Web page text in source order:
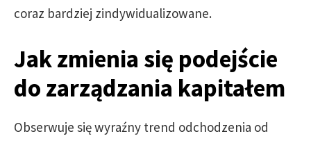
coraz bardziej zindywidualizowane.
Jak zmienia się podejście
do zarządzania kapitałem
Obserwuje się wyraźny trend odchodzenia od